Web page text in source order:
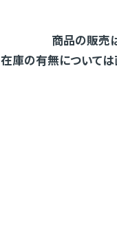
商品の販売
在庫の有無については